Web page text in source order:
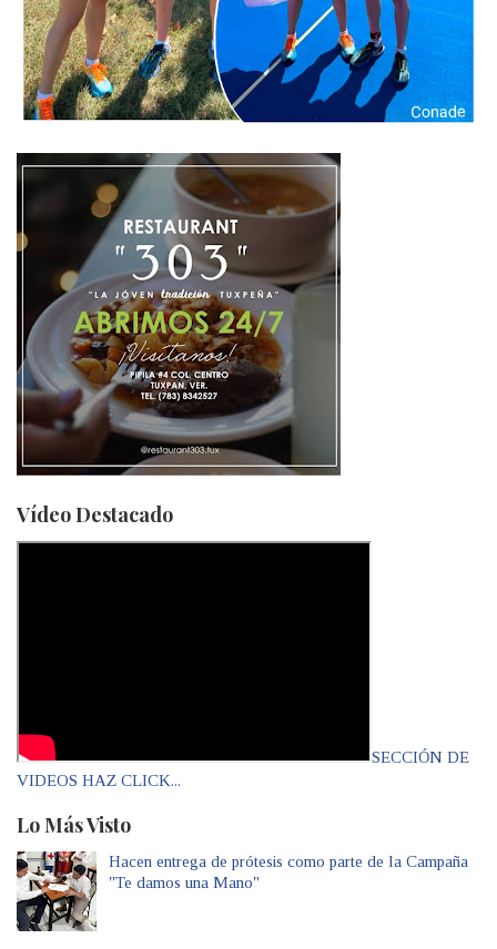
Vídeo Destacado
SECCIÓN DE
VIDEOS HAZ CLICK...
Lo Más Visto
Hacen entrega de prótesis como parte de la Campaña
"Te damos una Mano"